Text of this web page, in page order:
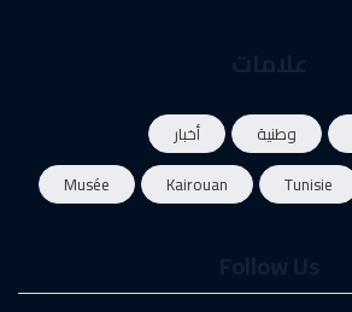
وطنية
أخبار
Tunisie
Kairouan
Musée